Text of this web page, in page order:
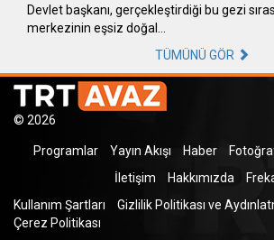
Devlet başkanı, gerçekleştirdiği bu gezi
merkezinin eşsiz doğal…
TÜMÜNÜ GÖR
© 2026
Programlar Yayın Akışı Haber
İletişim
Hakkımızda
Kullanım Şartları
Gizlilik Politikası ve
Çerez Politikası